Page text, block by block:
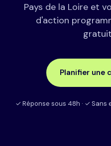
Pays de la Loire et
d'action
Planifier une
✓ Réponse sous 48h · ✓ Sans